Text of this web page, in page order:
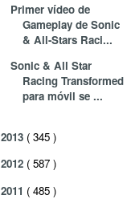
Primer vídeo de
Gameplay de Sonic
& All-Stars Raci...
Sonic & All Star
Racing Transformed
para móvil se ...
2013 ( 345 )
2012 ( 587 )
2011 ( 485 )